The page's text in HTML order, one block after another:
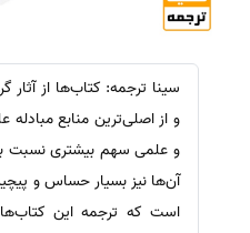
سینا ترجمه: کتاب‌ها از آثار
و از اصلی‌ترین منابع
و علمی سهم بیشتری نسبت
آن‌ها نیز بسیار حساس و
است که ترجمه این